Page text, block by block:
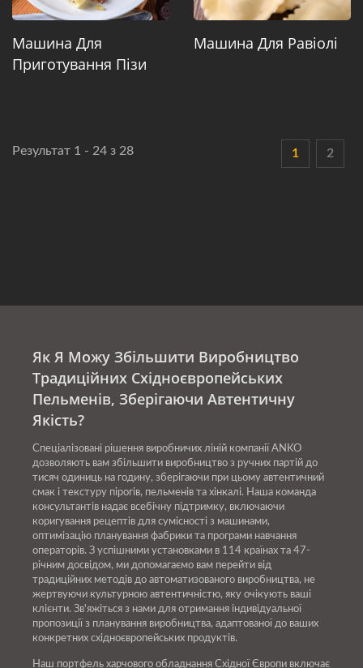
Машина Для
Приготування Пізи
Машина Для Равіолі
Результат 1 - 24 з 28 1 2
Як Я Можу Збільшити Виробництво
Традиційних Східноєвропейських
Пельменів, Зберігаючи Автентичну
Якість?
Спеціалізовані рішення виробничих ліній компанії ANKO
дозволяють вам збільшити виробництво з ручних партій до
тисяч одиниць на годину, зберігаючи при цьому автентичний
смак і текстуру пірогів, пельменів та хінкалі. Наша команда
консультантів надає всебічну підтримку, включаючи
коригування рецептів для сумісності з машинами,
оптимізацію планування фабрики та програми навчання
операторів. З успішними установками в 114 країнах та 47-
річним досвідом, ми допомагаємо вам перейти від
традиційних методів до автоматизованого виробництва, не
жертвуючи культурною автентичністю, яку очікують ваші
клієнти. Зв'яжіться з нами для отримання індивідуальної
пропозиції з планування виробництва, адаптованої до ваших
конкретних східноєвропейських продуктів.
Наш портфель харчового обладнання Східної Європи включає